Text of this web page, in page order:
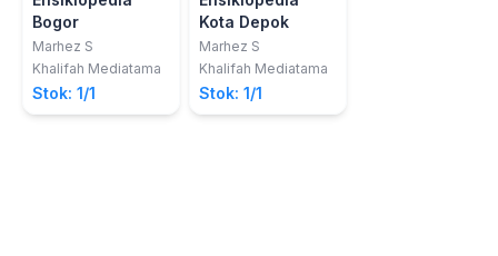
Bogor
Marhez S
Khalifah Mediatama
Stok: 1/1
Kota Depok
Marhez S
Khalifah Mediatama
Stok: 1/1